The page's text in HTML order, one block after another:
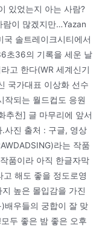
있었는지 아는 사람?
이 많겠지만…Yazan
솔트레이크시티에서
초36의 기록을 세운 날
고 한다(WR 세계신기
국가대표 이상화 선수
작되는 월드컵도 응원
추천] 글 마무리에 앞서
사진 출처 : 구글, 영상
라는 작품
품이라 아직 한글자막
해도 좋을 정도로영
높은 몰입감을 가진
배우들의 궁합이 잘 맞
두 좋은 밤 좋은 오후